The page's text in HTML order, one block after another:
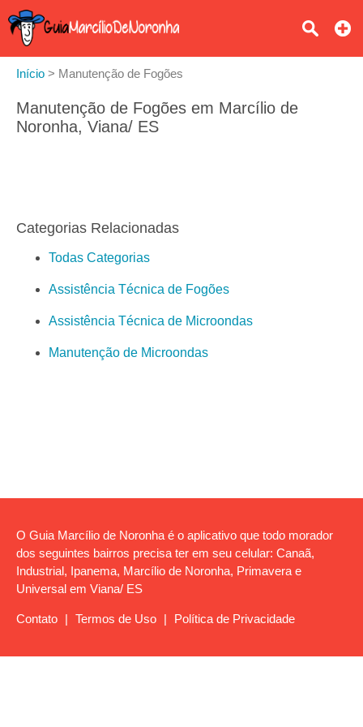
Início > Manutenção de Fogões
Manutenção de Fogões em Marcílio de
Noronha, Viana/ ES
Categorias Relacionadas
Todas Categorias
Assistência Técnica de Fogões
Assistência Técnica de Microondas
Manutenção de Microondas
O Guia Marcílio de Noronha é o aplicativo que todo morador
dos seguintes bairros precisa ter em seu celular: Canaã,
Industrial, Ipanema, Marcílio de Noronha, Primavera e
Universal em Viana/ ES
Contato | Termos de Uso | Política de Privacidade